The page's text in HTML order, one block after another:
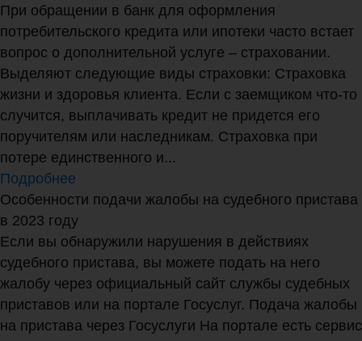
При обращении в банк для оформления
потребительского кредита или ипотеки часто встает
вопрос о дополнительной услуге – страховании.
Выделяют следующие виды страховки: Страховка
жизни и здоровья клиента. Если с заемщиком что-то
случится, выплачивать кредит не придется его
поручителям или наследникам. Страховка при
потере единственного и...
Подробнее
Особенности подачи жалобы на судебного пристава
в 2023 году
Если вы обнаружили нарушения в действиях
судебного пристава, вы можете подать на него
жалобу через официальный сайт службы судебных
приставов или на портале Госуслуг. Подача жалобы
на пристава через Госуслуги На портале есть сервис